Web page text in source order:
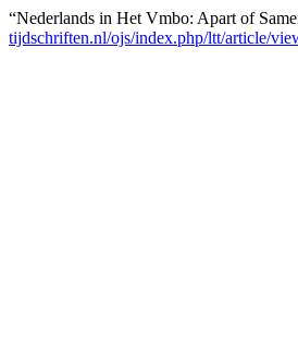
“Nederlands in Het Vmbo: Apart of
tijdschriften.nl/ojs/index.php/ltt/article/